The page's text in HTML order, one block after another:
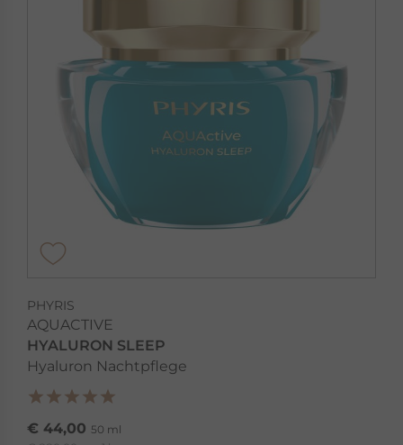
PHYRIS
AQUACTIVE
HYALURON SLEEP
Hyaluron Nachtpflege
€ 44,00 50 ml